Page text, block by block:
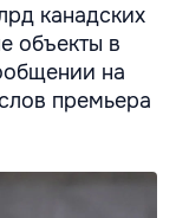
канадских
объекты в
на
премьера